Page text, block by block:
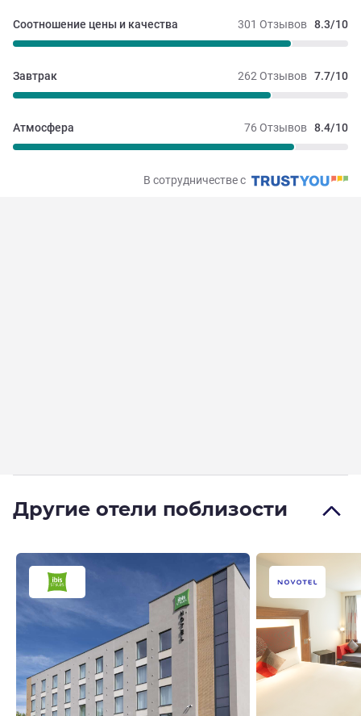
301 Отзывов 8.3/10
Соотношение цены и качества
262 Отзывов 7.7/10
Завтрак
76 Отзывов 8.4/10
Атмосфера
В сотрудничестве с
Другие отели поблизости